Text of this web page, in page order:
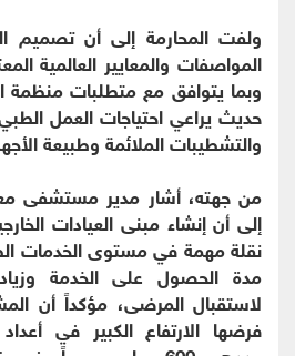
ولفت المحارمة إلى أن تصميم
المواصفات والمعايير العالمية
وبما يتوافق مع متطلبات منظمة
حديث يراعي احتياجات العمل
والتشطيبات الملائمة وطبيعة
من جهته، أشار مدير مستشفى
إلى أن إنشاء مبنى العيادات
نقلة مهمة في مستوى الخدمات
مدة الحصول على الخدمة
لاستقبال المرضى، مؤكداً أن
فرضها الارتفاع الكبير في